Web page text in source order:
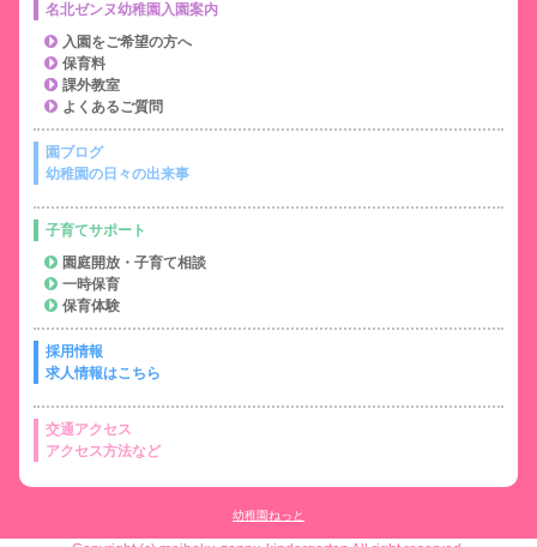
名北ゼンヌ幼稚園入園案内
入園をご希望の方へ
保育料
課外教室
よくあるご質問
園ブログ
幼稚園の日々の出来事
子育てサポート
園庭開放・子育て相談
一時保育
保育体験
採用情報
求人情報はこちら
交通アクセス
アクセス方法など
幼稚園ねっと